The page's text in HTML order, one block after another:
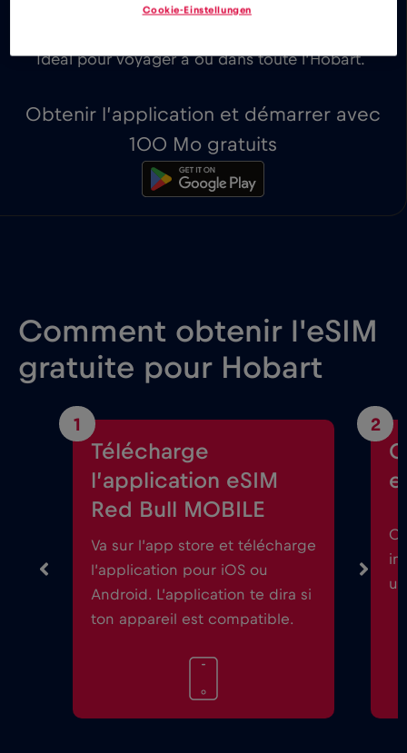
Les 100 premiers Mo sont gratuits.
Idéal pour voyager à ou dans toute l’Hobart.
Obtenir l’application et démarrer avec
100 Mo gratuits
Comment obtenir l'eSIM
gratuite pour Hobart
1
Télécharge
l’application eSIM
Red Bull MOBILE
Va sur l’app store et télécharge
l’application pour iOS ou
Android. L’application te dira si
ton appareil est compatible.
2
Cookie-Einstellungen